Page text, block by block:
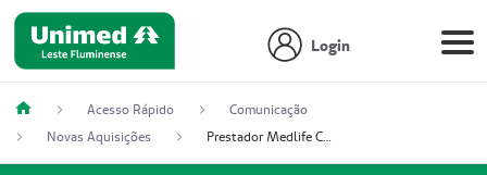
Login
Acesso Rápido
Comunicação
Novas Aquisições
Prestador Medlife Consultas e Diagnósticos (51004334-2)